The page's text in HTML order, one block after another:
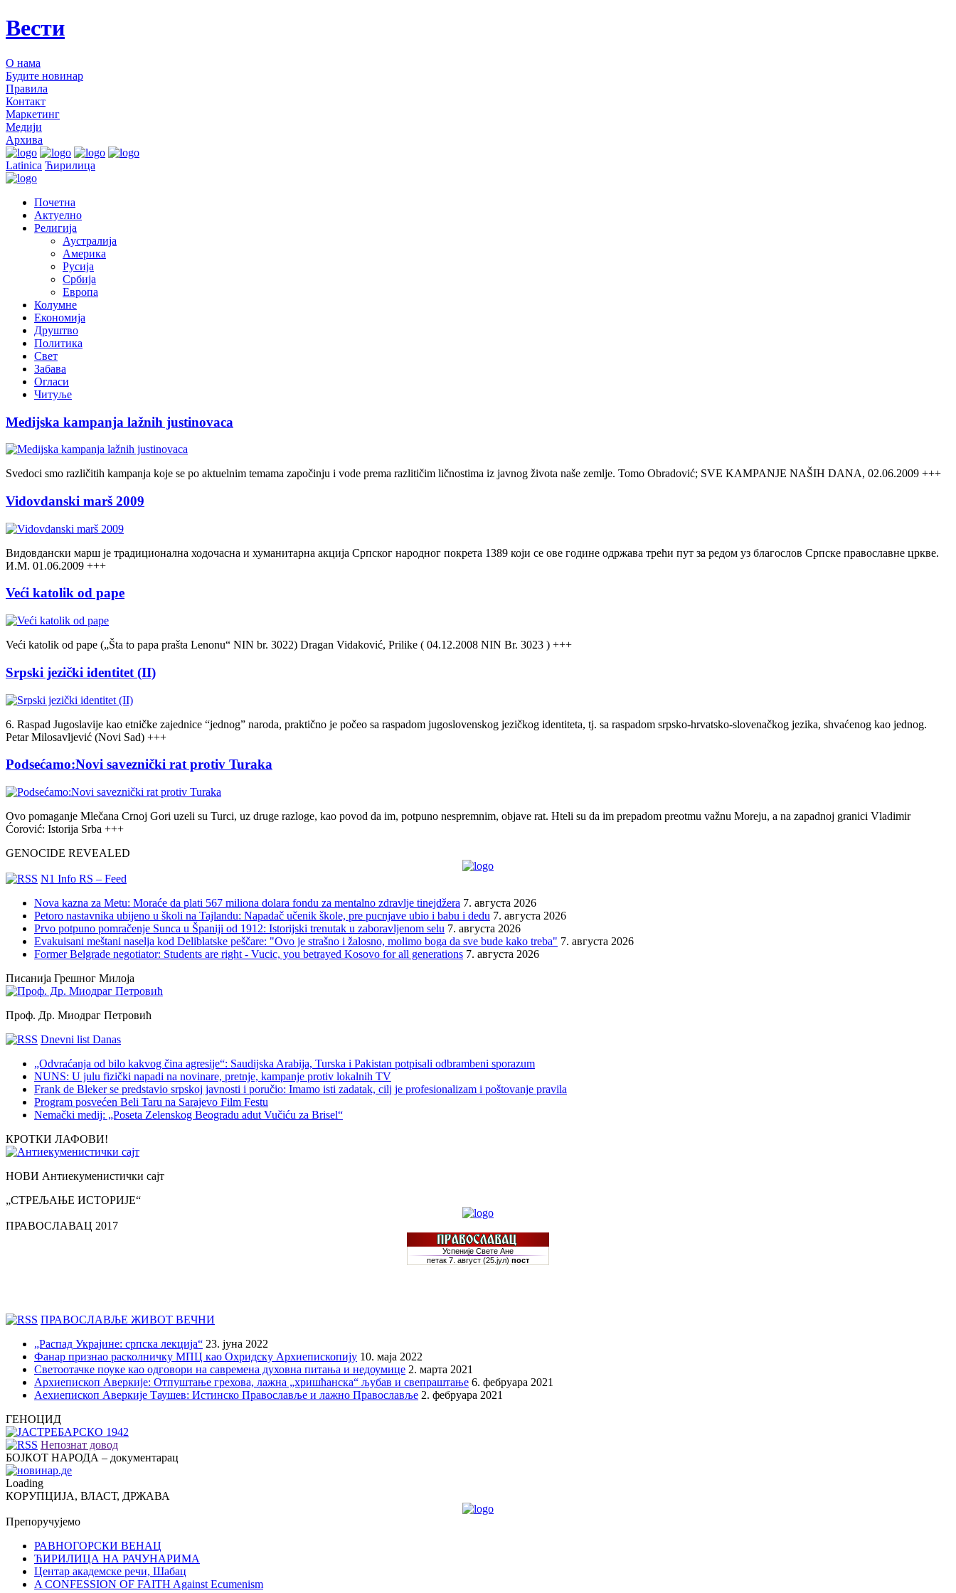
Вести
О нама
Будите новинар
Правила
Контакт
Маркетинг
Медији
Архива
Latinica Ћирилица
Почетна
Актуелно
Религија
Аустралија
Америка
Русија
Србија
Европа
Колумне
Економија
Друштво
Политика
Свет
Забава
Огласи
Читуље
Medijska kampanja lažnih justinovaca
Svedoci smo različitih kampanja koje se po aktuelnim temama započinju i vode prema razlitičim ličnostima iz javnog života naše zemlje. Tomo Obradović; SVE KAMPANJE NAŠIH DANA, 02.06.2009 +++
Vidovdanski marš 2009
Видовдански марш је традиционална ходочасна и хуманитарна акција Српског народног покрета 1389 који се ове године одржава трећи пут за редом уз благослов Српске православне цркве.
И.М. 01.06.2009 +++
Veći katolik od pape
Veći katolik od pape („Šta to papa prašta Lenonu“ NIN br. 3022) Dragan Vidaković, Prilike ( 04.12.2008 NIN Br. 3023 ) +++
Srpski jezički identitet (II)
6. Raspad Jugoslavije kao etničke zajednice “jednog” naroda, praktično je počeo sa raspadom jugoslovenskog jezičkog identiteta, tj. sa raspadom srpsko-hrvatsko-slovenačkog jezika, shvaćenog kao jednog.
Petar Milosavljević (Novi Sad) +++
Podsećamo:Novi saveznički rat protiv Turaka
Ovo pomaganje Mlečana Crnoj Gori uzeli su Turci, uz druge razloge, kao povod da im, potpuno nespremnim, objave rat. Hteli su da im prepadom preotmu važnu Moreju, a na zapadnoj granici Vladimir
Ćorović: Istorija Srba +++
GENOCIDE REVEALED
N1 Info RS – Feed
Nova kazna za Metu: Moraće da plati 567 miliona dolara fondu za mentalno zdravlje tinejdžera 7. августа 2026
Petoro nastavnika ubijeno u školi na Tajlandu: Napadač učenik škole, pre pucnjave ubio i babu i dedu 7. августа 2026
Prvo potpuno pomračenje Sunca u Španiji od 1912: Istorijski trenutak u zaboravljenom selu 7. августа 2026
Evakuisani meštani naselja kod Deliblatske peščare: "Ovo je strašno i žalosno, molimo boga da sve bude kako treba" 7. августа 2026
Former Belgrade negotiator: Students are right - Vucic, you betrayed Kosovo for all generations 7. августа 2026
Писанија Грешног Милоја
Проф. Др. Миодраг Петровић
Dnevni list Danas
„Odvraćanja od bilo kakvog čina agresije“: Saudijska Arabija, Turska i Pakistan potpisali odbrambeni sporazum
NUNS: U julu fizički napadi na novinare, pretnje, kampanje protiv lokalnih TV
Frank de Bleker se predstavio srpskoj javnosti i poručio: Imamo isti zadatak, cilj je profesionalizam i poštovanje pravila
Program posvećen Beli Taru na Sarajevo Film Festu
Nemački medij: „Poseta Zelenskog Beogradu adut Vučiću za Brisel“
КРОТКИ ЛАФОВИ!
НОВИ Антиекуменистички сајт
„СТРЕЉАЊЕ ИСТОРИЈЕ“
ПРАВОСЛАВАЦ 2017
ПРАВОСЛАВЉЕ ЖИВОТ ВЕЧНИ
„Распад Украјине: српска лекција“ 23. јуна 2022
Фанар признао расколничку МПЦ као Охридску Архиепископију 10. маја 2022
Светоотачке поуке као одговори на савремена духовна питања и недоумице 2. марта 2021
Архиепископ Аверкије: Отпуштање грехова, лажна „хришћанска“ љубав и свепраштање 6. фебруара 2021
Аехиепископ Аверкије Таушев: Истинско Православље и лажно Православље 2. фебруара 2021
ГЕНОЦИД
Непознат довод
БОЈКОТ НАРОДА – документарац
Loading
КОРУПЦИЈА, ВЛАСТ, ДРЖАВА
Препоручујемо
РАВНОГОРСКИ ВЕНАЦ
ЋИРИЛИЦА НА РАЧУНАРИМА
Центар академске речи, Шабац
A CONFESSION OF FAITH Against Ecumenism